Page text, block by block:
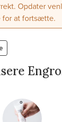
Opdater
for at fortsætte.